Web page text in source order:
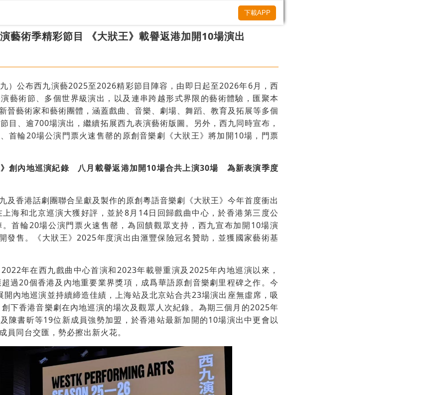
藝術季精彩節目 《大狀王》載譽返港加開10場演出
）公布西九演藝2025至2026精彩節目陣容，由即日起至2026年6月，西
藝術節、多個世界級演出，以及連串跨越形式界限的藝術體驗，匯聚本
晉藝術家和藝術團體，涵蓋戲曲、音樂、劇場、舞蹈、教育及拓展等多個
目、逾700場演出，繼續拓展西九表演藝術版圖。另外，西九同時宣布，
首輪20場公演門票火速售罄的原創音樂劇《大狀王》將加開10場，門票
》創內地巡演紀錄 八月載譽返港加開10場合共上演30場 為新表演季度
及香港話劇團聯合呈獻及製作的原創粵語音樂劇《大狀王》今年首度衝出
海和北京巡演大獲好評，並於8月14日回歸戲曲中心，於香港第三度公
首輪20場公演門票火速售罄，為回饋觀眾支持，西九宣布加開10場演
發售。《大狀王》2025年度演出由滙豐保險冠名贊助，並獲國家藝術基
年在西九戲曲中心首演和2023年載譽重演及2025年內地巡演以來，
過20個香港及內地重要業界獎項，成爲華語原創音樂劇里程碑之作。今
內地巡演並持續締造佳績，上海站及北京站合共23場演出座無虛席，吸
下香港音樂劇在內地巡演的場次及觀眾人次紀錄。為期三個月的2025年
陳書昕等19位新成員強勢加盟，於香港站最新加開的10場演出中更會以
員同台交匯，勢必擦出新火花。
下載APP